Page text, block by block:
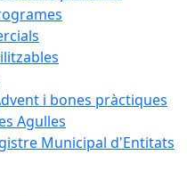
i bones pràctiques
Agulles
Municipal d'Entitats